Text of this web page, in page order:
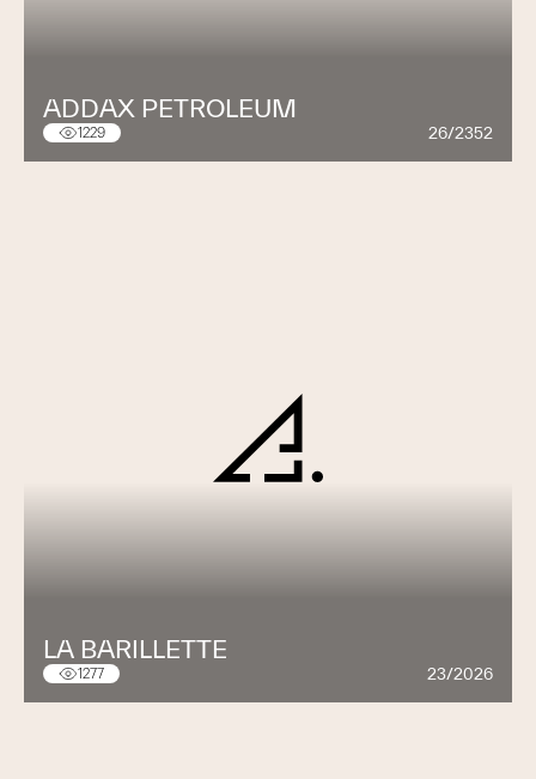
ADDAX PETROLEUM
1229 26/2352
LA BARILLETTE
1277 23/2026